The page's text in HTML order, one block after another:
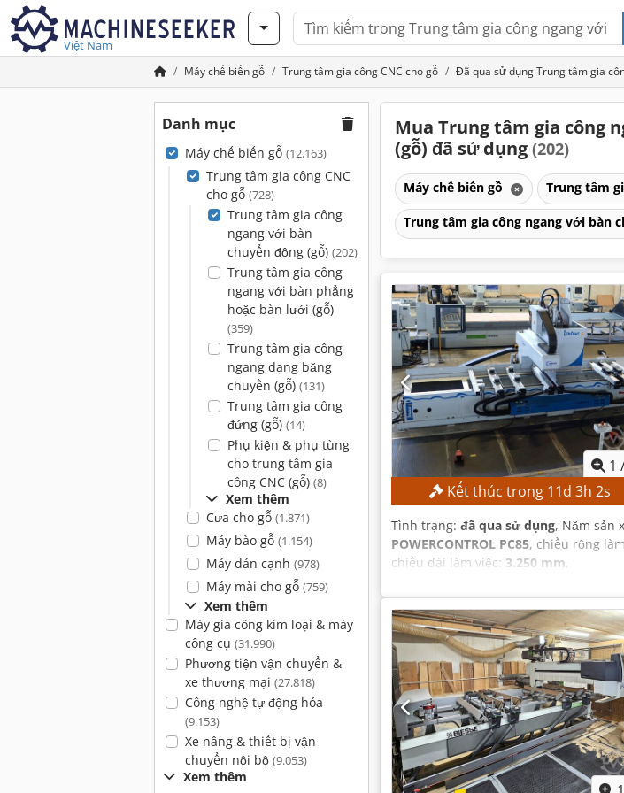
Việt Nam
Máy chế biến gỗ Trung tâm gia công CNC cho gỗ Đã qua sử dụng Trung tâm gia
Danh mục
Máy chế biến gỗ (12.163)
Trung tâm gia công CNC
cho gỗ (728)
Trung tâm gia công
ngang với bàn
chuyển động (gỗ) (202)
Trung tâm gia công
ngang với bàn phẳng
hoặc bàn lưới (gỗ)
(359)
Trung tâm gia công
ngang dạng băng
chuyền (gỗ) (131)
Trung tâm gia công
đứng (gỗ) (14)
Phụ kiện & phụ tùng
cho trung tâm gia
công CNC (gỗ) (8)
Xem thêm
Cưa cho gỗ (1.871)
Máy bào gỗ (1.154)
Máy dán cạnh (978)
Máy mài cho gỗ (759)
Xem thêm
Máy gia công kim loại & máy
công cụ (31.990)
Phương tiện vận chuyển &
xe thương mại (27.818)
Công nghệ tự động hóa
(9.153)
Xe nâng & thiết bị vận
chuyển nội bộ (9.053)
Xem thêm
Mua Trung tâm gia công
(gỗ) đã sử dụng (202)
Máy chế biến gỗ Trung tâm
Trung tâm gia công ngang với bàn
1
Kết thúc trong 11d3h0s
Tình trạng: đã qua sử dụng, Năm sản
POWERCONTROL PC85, chiều rộng
chiều dài làm việc: 3.250 mm,